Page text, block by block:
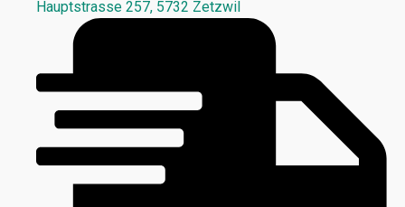
Hauptstrasse 257, 5732 Zetzwil